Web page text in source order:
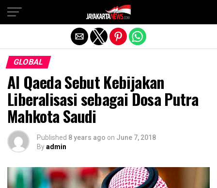
GLOBAL
Al Qaeda Sebut Kebijakan
Liberalisasi sebagai Dosa Putra
Mahkota Saudi
Published 8 years ago on June 7, 2018
Byadmin
Exit mobile version